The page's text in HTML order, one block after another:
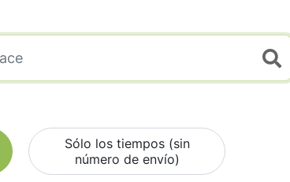
Sólo los tiempos (sin
número de envío)